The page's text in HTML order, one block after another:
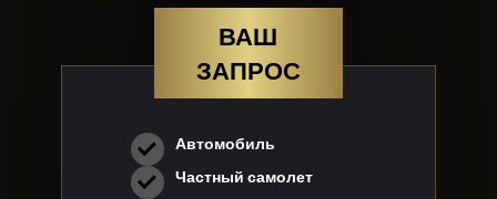
ВАШ
ЗАПРОС
Автомобиль
Частный самолет